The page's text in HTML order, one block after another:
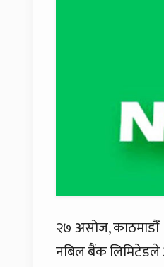
२७ असोज,
नबिल बैंक लिमिटेडले